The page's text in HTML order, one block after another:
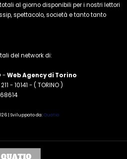
al giorno disponibili per i nostri lettori
spettacolo, società e tanto tanto
del network di:
-Web Agency di Torino
211 - 10141 - ( TORINO )
| Sviluppato da:Quatio